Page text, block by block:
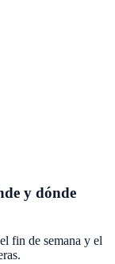
y dónde
fin de semana y el